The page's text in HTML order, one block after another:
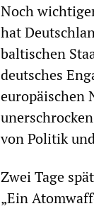
Noch
hat
baltischen
deutsches
europäischen
von Politik
Zwei Tage
„Ein